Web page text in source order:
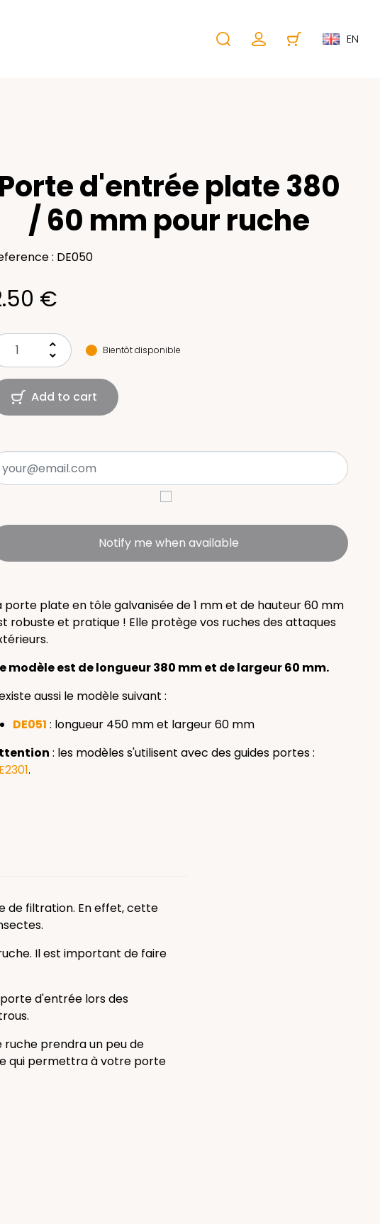
EN
Porte d'entrée plate 380
/ 60 mm pour ruche
: DE050
€
keyboard_arrow_up
keyboard_arrow_down
Bientôt disponible
Add to cart
Notify me when available
porte plate en tôle galvanisée de 1 mm et de hauteur 60 mm
robuste et pratique ! Elle protège vos ruches des attaques
modèle est de longueur 380 mm et de largeur 60 mm.
aussi le modèle suivant :
DE051 : longueur 450 mm et largeur 60 mm
: les modèles s'utilisent avec des guides portes :
.
de filtration. En effet,cette
Il est important de faire
d'entrée lors des
ruche prendra un peu de
qui permettra à votre porte